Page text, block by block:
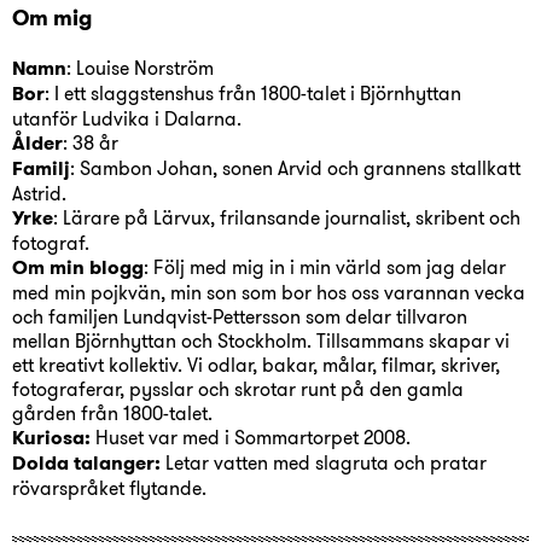
Om mig
Namn: Louise Norström
Bor: I ett slaggstenshus från 1800-talet i Björnhyttan
utanför Ludvika i Dalarna.
Ålder: 38 år
Familj: Sambon Johan, sonen Arvid och grannens stallkatt
Astrid.
Yrke: Lärare på Lärvux, frilansande journalist, skribent och
fotograf.
Om min blogg: Följ med mig in i min värld som jag delar
med min pojkvän, min son som bor hos oss varannan vecka
och familjen Lundqvist-Pettersson som delar tillvaron
mellan Björnhyttan och Stockholm. Tillsammans skapar vi
ett kreativt kollektiv. Vi odlar, bakar, målar, filmar, skriver,
fotograferar, pysslar och skrotar runt på den gamla
gården från 1800-talet.
Kuriosa: Huset var med i Sommartorpet 2008.
Dolda talanger: Letar vatten med slagruta och pratar
rövarspråket flytande.